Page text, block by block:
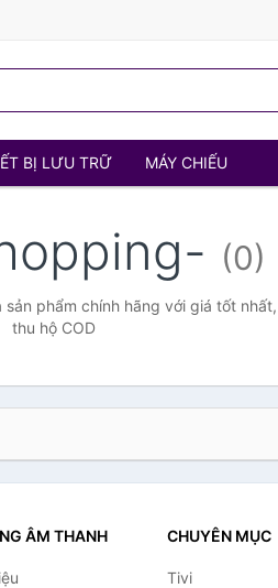
BỊ LƯU TRỮ MÁY CHIẾU
(0)
phẩm chính hãng với giá tốt
thu hộ COD
ÂM THANH CHUYÊN MỤC
Tivi